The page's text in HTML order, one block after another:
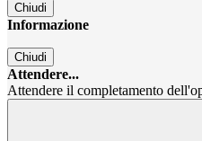
Chiudi
Informazione
Chiudi
Attendere...
Attendere il completamento